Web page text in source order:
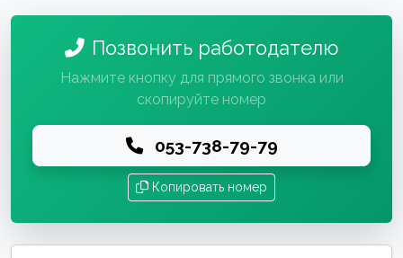
Позвонить работодателю
Нажмите кнопку для прямого звонка или
скопируйте номер
053-738-79-79
Копировать номер